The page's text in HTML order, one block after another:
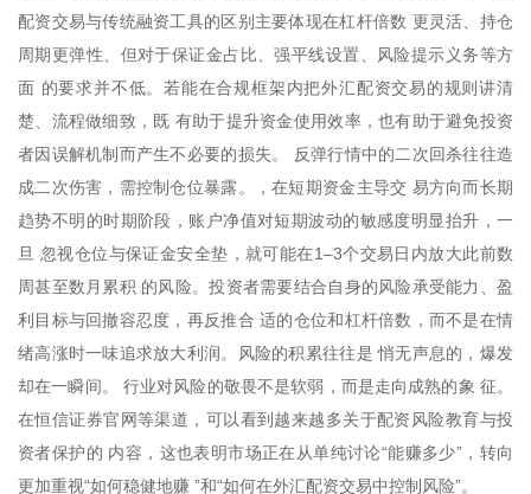
配资交易与传统融资工具的区别主要体现在杠杆倍数 更灵活、持仓
周期更弹性、但对于保证金占比、强平线设置、风险提示义务等方
面 的要求并不低。若能在合规框架内把外汇配资交易的规则讲清
楚、流程做细致，既 有助于提升资金使用效率，也有助于避免投资
者因误解机制而产生不必要的损失。 反弹行情中的二次回杀往往造
成二次伤害，需控制仓位暴露。，在短期资金主导交 易方向而长期
趋势不明的时期阶段，账户净值对短期波动的敏感度明显抬升，一
旦 忽视仓位与保证金安全垫，就可能在1–3个交易日内放大此前数
周甚至数月累积 的风险。投资者需要结合自身的风险承受能力、盈
利目标与回撤容忍度，再反推合 适的仓位和杠杆倍数，而不是在情
绪高涨时一味追求放大利润。风险的积累往往是 悄无声息的，爆发
却在一瞬间。 行业对风险的敬畏不是软弱，而是走向成熟的象 征。
在恒信证券官网等渠道，可以看到越来越多关于配资风险教育与投
资者保护的 内容，这也表明市场正在从单纯讨论“能赚多少”，转向
更加重视“如何稳健地赚 ”和“如何在外汇配资交易中控制风险”。